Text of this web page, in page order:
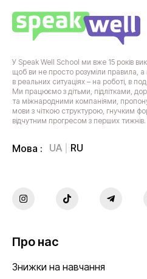
У Speak Well School ми вже 15 років
щоб ви не просто розуміли правила,
в реальних ситуаціях – на роботі, в
Ми працюємо з дітьми, підлітками,
та міжнародними компаніями,
мови з чіткою структурою, гнучким
відчутним прогресом з перших тижнів.
Мова : UA RU
Про нас
Знижки на навчання